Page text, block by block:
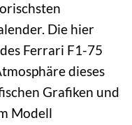
Die hier
Ferrari F1-75
dieses
Grafiken und
Modell